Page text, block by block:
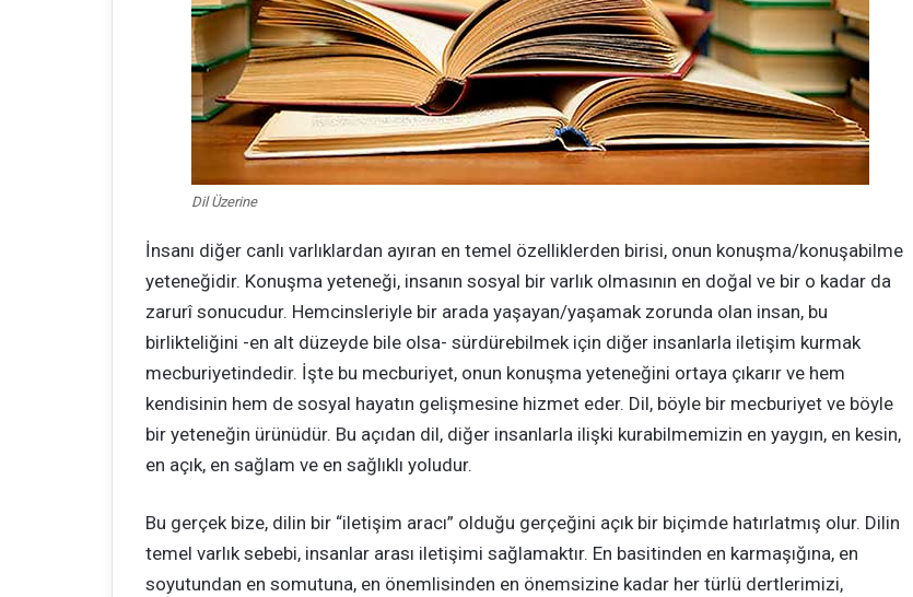
Dil Üzerine
İnsanı diğer canlı varlıklardan ayıran en temel özelliklerden birisi, onun konuşma/konuşabilme
yeteneğidir. Konuşma yeteneği, insanın sosyal bir varlık olmasının en doğal ve bir o kadar da
zarurî sonucudur. Hemcinsleriyle bir arada yaşayan/yaşamak zorunda olan insan, bu
birlikteliğini -en alt düzeyde bile olsa- sürdürebilmek için diğer insanlarla iletişim kurmak
mecburiyetindedir. İşte bu mecburiyet, onun konuşma yeteneğini ortaya çıkarır ve hem
kendisinin hem de sosyal hayatın gelişmesine hizmet eder. Dil, böyle bir mecburiyet ve böyle
bir yeteneğin ürünüdür. Bu açıdan dil, diğer insanlarla ilişki kurabilmemizin en yaygın, en kesin,
en açık, en sağlam ve en sağlıklı yoludur.
Bu gerçek bize, dilin bir “iletişim aracı” olduğu gerçeğini açık bir biçimde hatırlatmış olur. Dilin
temel varlık sebebi, insanlar arası iletişimi sağlamaktır. En basitinden en karmaşığına, en
soyutundan en somutuna, en önemlisinden en önemsizine kadar her türlü dertlerimizi,